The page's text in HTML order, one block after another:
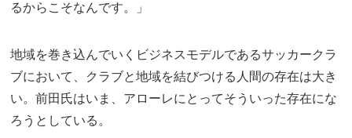
るからこそなんです。」
地域を巻き込んでいくビジネスモデルであるサッカークラ
ブにおいて、クラブと地域を結びつける人間の存在は大き
い。前田氏はいま、アローレにとってそういった存在にな
ろうとしている。